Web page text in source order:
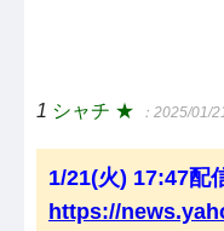
1 シャチ ★ ：2025/01/
1/21(火) 17:47
https://